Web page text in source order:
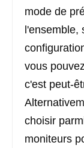
mode de
l'ensemble,
vous
c'est peut-
choisir
moniteurs